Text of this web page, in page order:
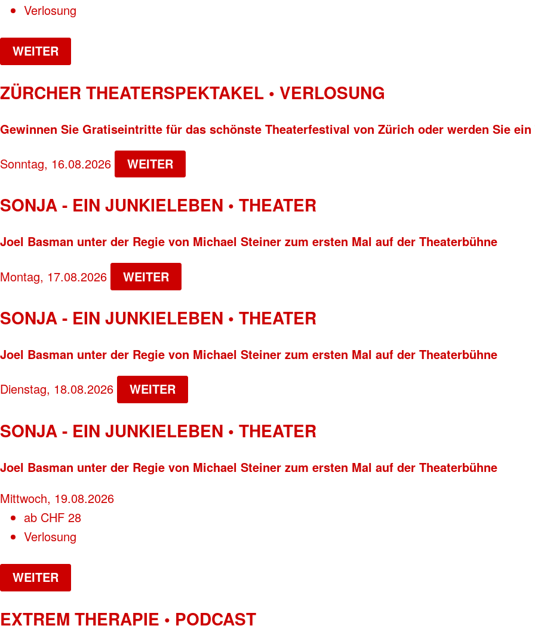
Verlosung
WEITER
ZÜRCHER THEATERSPEKTAKEL • VERLOSUNG
Gewinnen Sie Gratiseintritte für das schönste Theaterfestival von Zürich oder werden Sie
Sonntag, 16.08.2026 WEITER
SONJA - EIN JUNKIELEBEN • THEATER
Joel Basman unter der Regie von Michael Steiner zum ersten Mal auf der Theaterbühne
Montag, 17.08.2026 WEITER
SONJA - EIN JUNKIELEBEN • THEATER
Joel Basman unter der Regie von Michael Steiner zum ersten Mal auf der Theaterbühne
Dienstag, 18.08.2026 WEITER
SONJA - EIN JUNKIELEBEN • THEATER
Joel Basman unter der Regie von Michael Steiner zum ersten Mal auf der Theaterbühne
Mittwoch, 19.08.2026
ab CHF 28
Verlosung
WEITER
EXTREM THERAPIE • PODCAST